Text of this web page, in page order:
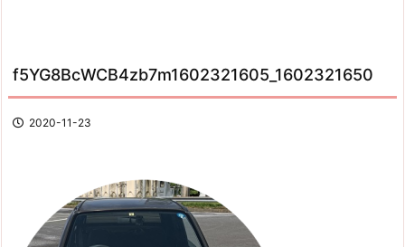
f5YG8BcWCB4zb7m1602321605_1602321650
2020-11-23